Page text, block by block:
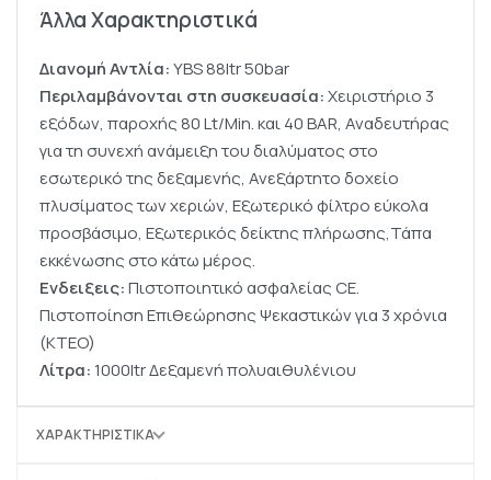
Άλλα Χαρακτηριστικά
Διανομή Αντλία:YBS 88ltr 50bar
Περιλαμβάνονται στη συσκευασία:Χειριστήριο 3
εξόδων, παροχής 80 Lt/Min. και 40 BAR, Αναδευτήρας
για τη συνεχή ανάμειξη του διαλύματος στο
εσωτερικό της δεξαμενής, Ανεξάρτητο δοχείο
πλυσίματος των χεριών, Εξωτερικό φίλτρο εύκολα
προσβάσιμο, Εξωτερικός δείκτης πλήρωσης,Τάπα
εκκένωσης στο κάτω μέρος.
Ενδειξεις:Πιστοποιητικό ασφαλείας CE.
Πιστοποίηση Επιθεώρησης Ψεκαστικών για 3 χρόνια
(ΚΤΕΟ)
Λίτρα:1000ltr Δεξαμενή πολυαιθυλένιου
ΧΑΡΑΚΤΗΡΙΣΤΙΚΆ